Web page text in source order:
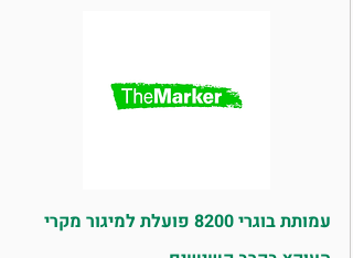
עמותת בוגרי 8200 פועלת למיגור מקרי